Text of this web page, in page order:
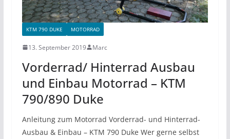
KTM 790 DUKE MOTORRAD
13. September 2019 Marc
Vorderrad/ Hinterrad Ausbau
und Einbau Motorrad – KTM
790/890 Duke
Anleitung zum Motorrad Vorderrad- und Hinterrad-
Ausbau & Einbau – KTM 790 Duke Wer gerne selbst